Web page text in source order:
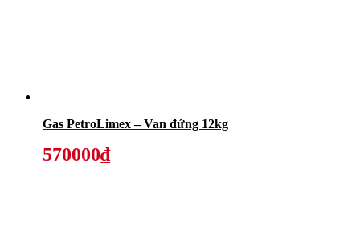
Gas PetroLimex – Van đứng 12kg
570000₫